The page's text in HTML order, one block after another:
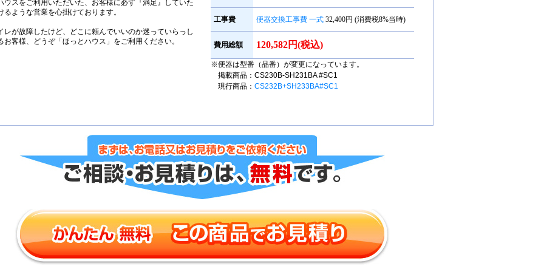
ウスをご利用いただいた、お客様に必ず『満足』していた
るような営業を心掛けております。
レが故障したけど、どこに頼んでいいのか迷っていらっし
お客様、どうぞ「ほっとハウス」をご利用ください。
工事費 便器交換工事費 一式 32,400円 (消費税8%当時)
費用総額 120,582円(税込)
※便器は型番（品番）が変更になっています。
掲載商品：CS230B-SH231BA #SC1
現行商品： CS232B+SH233BA#SC1